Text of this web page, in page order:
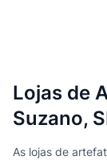
Lojas de
Suzano,
As lojas de